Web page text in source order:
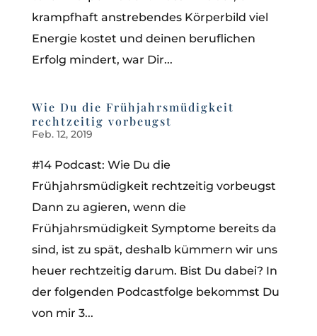
krampfhaft anstrebendes Körperbild viel
Energie kostet und deinen beruflichen
Erfolg mindert, war Dir...
Wie Du die Frühjahrsmüdigkeit
rechtzeitig vorbeugst
Feb. 12, 2019
#14 Podcast: Wie Du die
Frühjahrsmüdigkeit rechtzeitig vorbeugst
Dann zu agieren, wenn die
Frühjahrsmüdigkeit Symptome bereits da
sind, ist zu spät, deshalb kümmern wir uns
heuer rechtzeitig darum. Bist Du dabei? In
der folgenden Podcastfolge bekommst Du
von mir 3...